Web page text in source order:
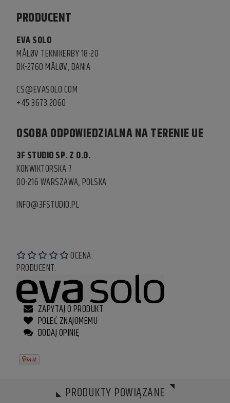
PRODUCENT
EVA SOLO
MÅLØV TEKNIKERBY 18-20
DK-2760 MÅLØV, DANIA
CS@EVASOLO.COM
+45 3673 2060
OSOBA ODPOWIEDZIALNA NA TERENIE UE
3F STUDIO SP. Z O.O.
KONWIKTORSKA 7
00-216 WARSZAWA, POLSKA
INFO@3FSTUDIO.PL
OCENA:
PRODUCENT:
ZAPYTAJ O PRODUKT
POLEĆ ZNAJOMEMU
DODAJ OPINIĘ
PRODUKTY POWIĄZANE